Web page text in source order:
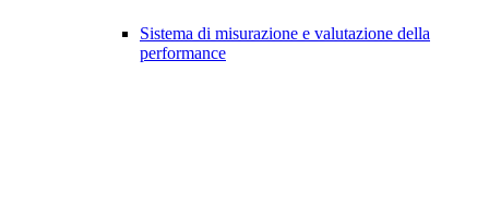
Sistema di misurazione e valutazione della
performance